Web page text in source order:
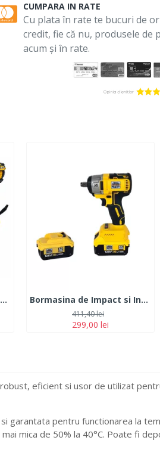
CUMPARA IN RATE
Cu plata în rate te bucuri de
credit, fie că nu, produsele
acum și în rate.
Autofiletanta GermanMeister, 36V, 5Ah, 2 Acumulatori, 100 Accesorii. Bormasina de Impact si Insurubat German Meister, 2 Acumulatori, 128V, 8Ah
299,00 lei
411,40 lei
eficient si usor de utilizat
garantata pentru functionarea la
mica de 50% la 40°C. Poate fi